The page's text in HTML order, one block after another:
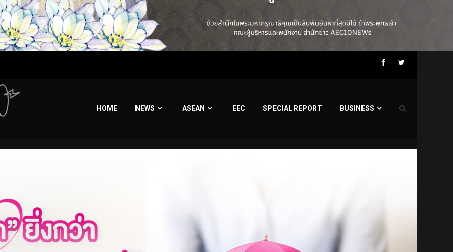
Facebook
Twitter
HOME NEWS ASEAN EEC SPECIAL REPORT BUSINESS